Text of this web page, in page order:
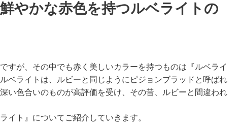
やかな赤色を持つルベライトの
すが、その中でも赤く美しいカラーを持つものは『ルベライ
ベライトは、ルビーと同じようにピジョンブラッドと呼ばれ
い色合いのものが高評価を受け、その昔、ルビーと間違われ
イト』についてご紹介していきます。